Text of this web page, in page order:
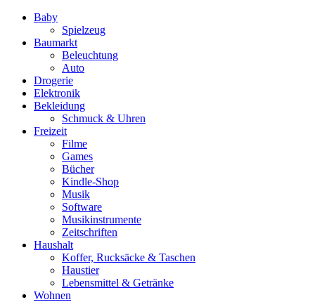
Baby
Spielzeug
Baumarkt
Beleuchtung
Auto
Drogerie
Elektronik
Bekleidung
Schmuck & Uhren
Freizeit
Filme
Games
Bücher
Kindle-Shop
Musik
Software
Musikinstrumente
Zeitschriften
Haushalt
Koffer, Rucksäcke & Taschen
Haustier
Lebensmittel & Getränke
Wohnen